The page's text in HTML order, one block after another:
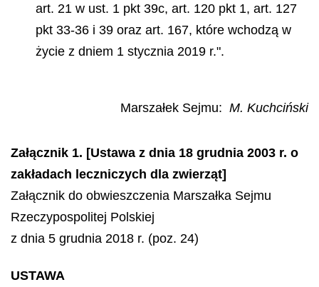
art. 21 w ust. 1 pkt 39c, art. 120 pkt 1, art. 127
pkt 33-36 i 39 oraz art. 167, które wchodzą w
życie z dniem 1 stycznia 2019 r.".
Marszałek Sejmu: M. Kuchciński
Załącznik 1. [Ustawa z dnia 18 grudnia 2003 r. o
zakładach leczniczych dla zwierząt]
Załącznik do obwieszczenia Marszałka Sejmu
Rzeczypospolitej Polskiej
z dnia 5 grudnia 2018 r. (poz. 24)
USTAWA